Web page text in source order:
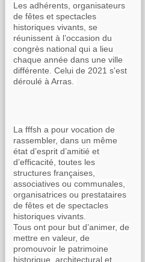
Les adhérents, organisateurs
de fêtes et spectacles
historiques vivants, se
réunissent à l’occasion du
congrès national qui a lieu
chaque année dans une ville
différente. Celui de 2021 s'est
déroulé à Arras.
La fffsh a pour vocation de
rassembler, dans un même
état d’esprit d’amitié et
d’efficacité, toutes les
structures françaises,
associatives ou communales,
organisatrices ou prestataires
de fêtes et de spectacles
historiques vivants.
Tous ont pour but d’animer, de
mettre en valeur, de
promouvoir le patrimoine
historique, architectural et